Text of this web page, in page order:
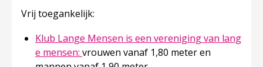
Vrij toegankelijk:
Klub Lange Mensen is een vereniging van lang
e mensen: Deze linkt opent in een nieuw tabblad
vrouwen vanaf 1,80 meter en